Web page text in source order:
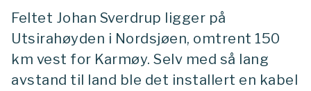
Feltet Johan Sverdrup ligger på
Utsirahøyden i Nordsjøen, omtrent 150
km vest for Karmøy. Selv med så lang
avstand til land ble det installert en kabel